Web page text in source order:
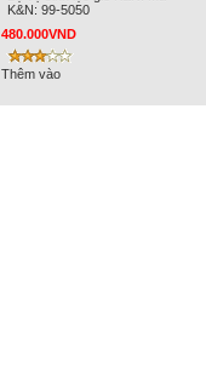
K&N: 99-5050
480.000VND
Thêm vào